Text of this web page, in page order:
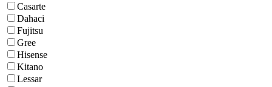
Casarte
Dahaci
Fujitsu
Gree
Hisense
Kitano
Lessar